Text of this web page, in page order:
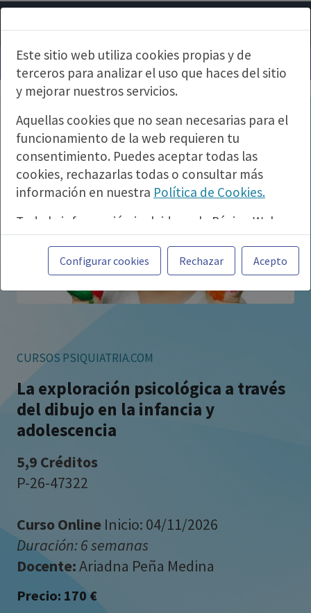
Este sitio web utiliza cookies propias y de
terceros para analizar el uso que haces del sitio
y mejorar nuestros servicios.
Aquellas cookies que no sean necesarias para el
funcionamiento de la web requieren tu
consentimiento. Puedes aceptar todas las
cookies, rechazarlas todas o consultar más
información en nuestra Política de Cookies.
Toda la información incluida en la Página Web
está referida a productos del mercado español
y, por tanto, dirigida a profesionales sanitarios
legalmente facultados para prescribir o
dispensar medicamentos con ejercicio
profesionales facultados prescribir
medicamentos y decidir, en cada caso
concreto, el tratamiento más adecuado a las
necesidades del paciente.
Configurar cookies Rechazar Acepto
CURSOS PSIQUIATRIA.COM
La exploración psicológica a través
del dibujo en la infancia y
adolescencia
5,9 Créditos
P-26-47322
Curso Online Inicio: 04/11/2026
Duración: 6 semanas
Docente:Ariadna Peña Medina
Precio: 170 €